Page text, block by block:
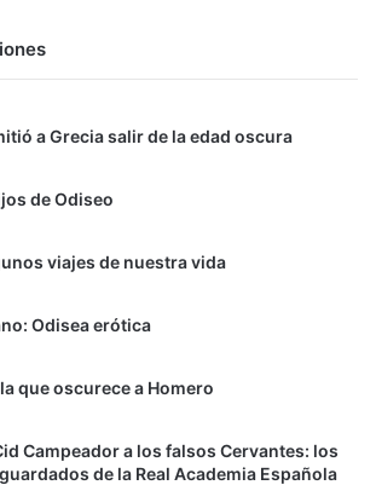
a Grecia salir de la edad oscura
de Odiseo
viajes de nuestra vida
Odisea erótica
que oscurece a Homero
Campeador a los falsos Cervantes: los
de la Real Academia Española